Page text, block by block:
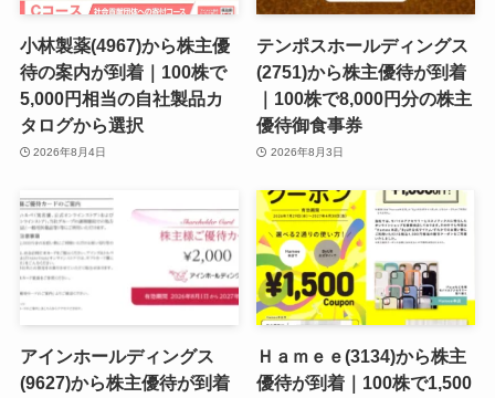
小林製薬(4967)から株主優
待の案内が到着｜100株で
5,000円相当の自社製品カ
タログから選択
2026年8月4日
テンポスホールディングス
(2751)から株主優待が到着
｜100株で8,000円分の株主
優待御食事券
2026年8月3日
アインホールディングス
(9627)から株主優待が到着
Ｈａｍｅｅ(3134)から株主
優待が到着｜100株で1,500